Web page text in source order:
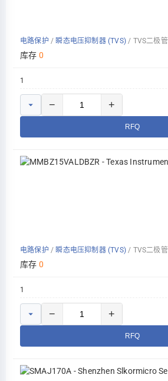
电路保护 / 瞬态电压抑制器 (TVS) / TVS二极管
库存 0
1
− +
RFQ
电路保护 / 瞬态电压抑制器 (TVS) / TVS二极管
库存 0
1
− +
RFQ